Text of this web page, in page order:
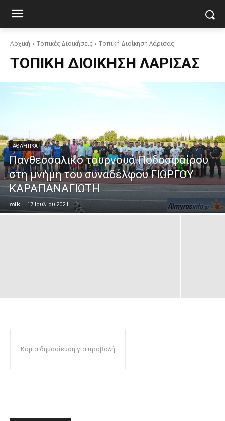
Αρχική Τοπικές Διοικήσεις Τοπική Διοίκηση Λάρισας
ΤΟΠΙΚΉ ΔΙΟΊΚΗΣΗ ΛΆΡΙΣΑΣ
ΑΘΛΗΤΙΚΑ
Πανθεσσαλικό τουρνουά Ποδοσφαίρου
στη μνήμη του συναδέλφου ΓΙΩΡΓΟΥ
ΚΑΡΑΠΑΝΑΓΙΩΤΗ
mik - 17 Ιουλίου 2021
Καμία δημοσίευση για προβολή